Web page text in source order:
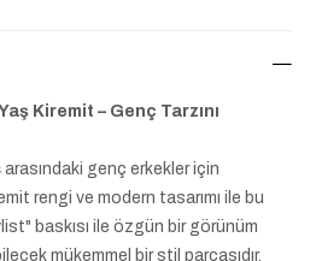
Kiremit – Genç Tarzını
genç erkekler için
rengi ve modern tasarımı ile bu
baskısı ile özgün bir görünüm
mükemmel bir stil parçasıdır.